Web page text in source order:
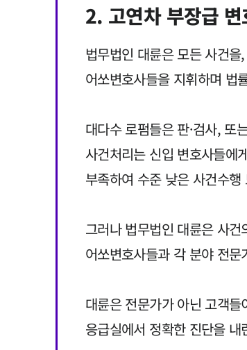
2. 고연차 부장급
법무법인 대륜은 모든 사건
어쏘변호사들을 지휘하며 법
대다수 로펌들은 판·검사, 또
사건처리는 신입 변호사들에
부족하여 수준 낮은 사건수
그러나 법무법인 대륜은 사
어쏘변호사들과 각 분야 전
대륜은 전문가가 아닌 고객
응급실에서 정확한 진단을